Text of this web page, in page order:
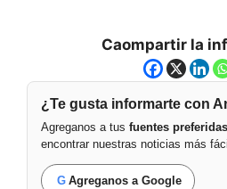
Caompartir la
¿Te gusta informarte con
Agreganos a tus fuentes
encontrar nuestras noticias más
G Agreganos a Google